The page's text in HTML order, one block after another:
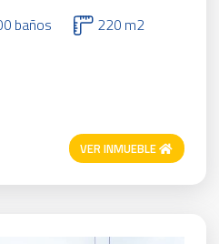
baños
220 m2
VER INMUEBLE